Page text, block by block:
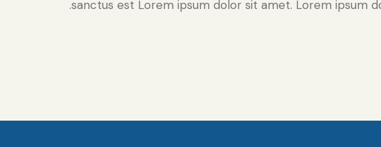
sanctus est Lorem ipsum dolor sit amet. Lorem ipsum